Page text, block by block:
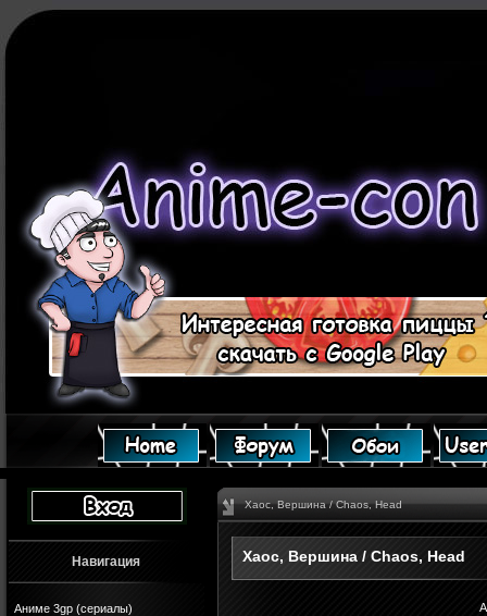
Навигация
Аниме 3gp (сериалы)
Хаос, Вершина / Chaos, Head
Хаос, Вершина / Chaos, Head